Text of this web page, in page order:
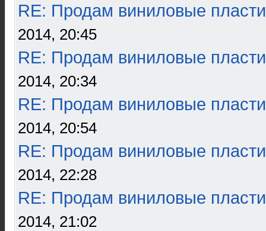
RE: Продам виниловые
2014, 20:45
RE: Продам виниловые
2014, 20:34
RE: Продам виниловые
2014, 20:54
RE: Продам виниловые
2014, 22:28
RE: Продам виниловые
2014, 21:02